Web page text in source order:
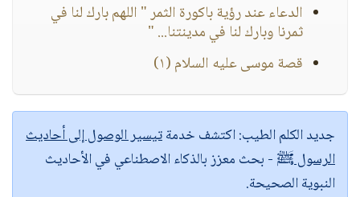
الدعاء عند رؤية باكورة الثمر " اللهم بارك لنا في
ثمرنا وبارك لنا في مدينتنا... "
قصة موسى عليه السلام (١)
جديد الكلم الطيب:اكتشف خدمةتيسير الوصول إلى أحاديث
الرسول ﷺ - بحث معزز بالذكاء الاصطناعي في الأحاديث
النبوية الصحيحة.